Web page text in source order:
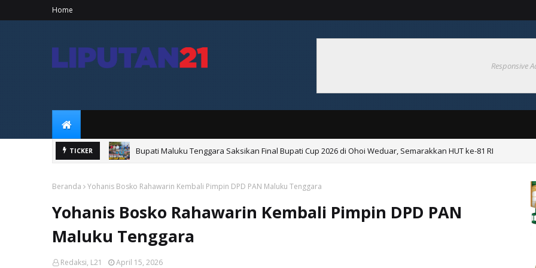
Home
Responsive
TICKER
Bupati Maluku Tenggara Saksikan Final Bupati Cup 2026 di Ohoi Weduar, Semarakkan HUT ke-81 RI
Bupati Maluku Tenggara Resmikan Pembentukan Desa Tangguh Bencana di Ohoiel
Beranda Yohanis Bosko Rahawarin Kembali Pimpin DPD PAN Maluku Tenggara
Yohanis Bosko Rahawarin Kembali Pimpin DPD PAN
Maluku Tenggara
Redaksi, L21 April 15, 2026